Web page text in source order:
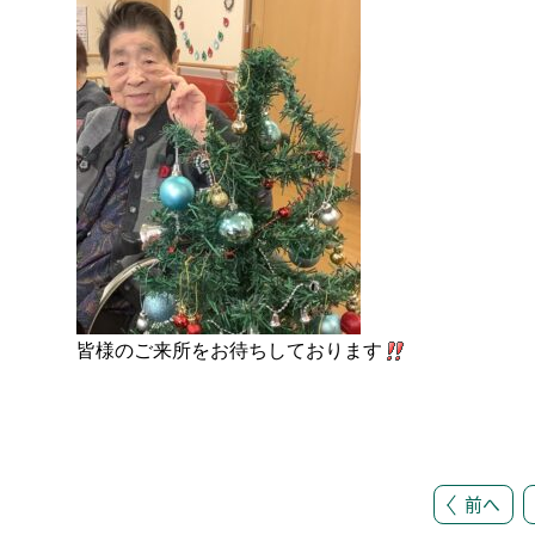
皆様のご来所をお待ちしております
前へ